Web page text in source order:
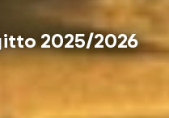
2025/2026